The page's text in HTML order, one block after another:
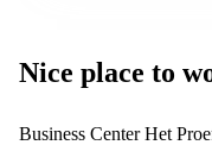
Nice place to
Business Center Het